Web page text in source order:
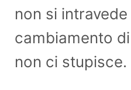
non si
cambiamento
non ci stupisce.